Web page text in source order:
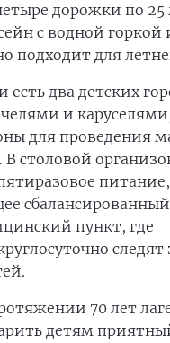
дорожки по 25
с водной
подходит для
есть два детских
и
для проведения
столовой
питание,
пункт, где
следят
70 лет
детям